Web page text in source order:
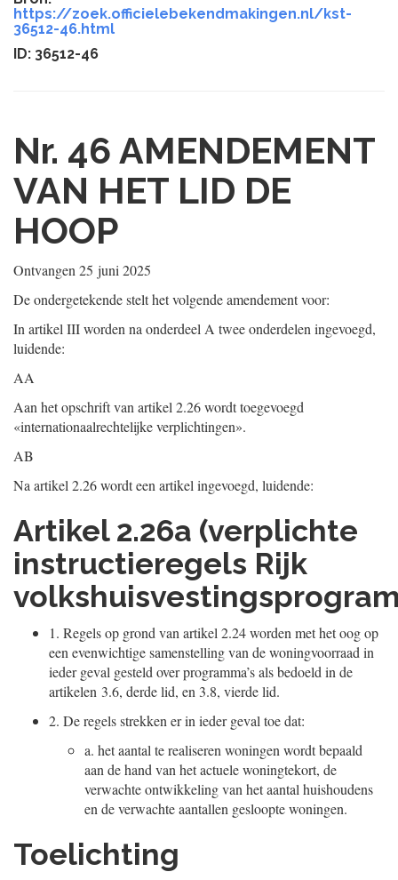
https://zoek.officielebekendmakingen.nl/kst-
36512-46.html
ID: 36512-46
Nr. 46 AMENDEMENT
VAN HET LID DE
HOOP
Ontvangen 25 juni 2025
De ondergetekende stelt het volgende amendement voor:
In artikel III worden na onderdeel A twee onderdelen ingevoegd,
luidende:
AA
Aan het opschrift van artikel 2.26 wordt toegevoegd
«internationaalrechtelijke verplichtingen».
AB
Na artikel 2.26 wordt een artikel ingevoegd, luidende:
Artikel 2.26a (verplichte
instructieregels Rijk
1. Regels op grond van artikel 2.24 worden met het oog op
een evenwichtige samenstelling van de woningvoorraad in
ieder geval gesteld over programma’s als bedoeld in de
artikelen 3.6, derde lid, en 3.8, vierde lid.
2. De regels strekken er in ieder geval toe dat:
a. het aantal te realiseren woningen wordt bepaald
aan de hand van het actuele woningtekort, de
verwachte ontwikkeling van het aantal huishoudens
en de verwachte aantallen gesloopte woningen.
Toelichting